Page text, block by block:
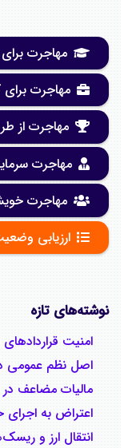
مهاجرت
مهاجرت برای
مهاجرت از
مهاجرت
مهاجرت
ارزیابی
نوشته‌های تازه
امنیت
اصل نظم عمومی
مالیات مضاعف
اعتراض به اجرای
انتقال ارز و